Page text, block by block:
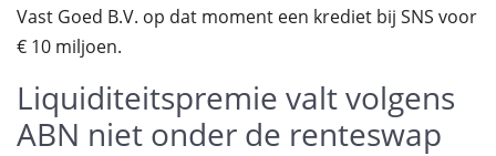
Vast Goed B.V. op dat moment een krediet bij SNS voor
€ 10 miljoen.
Liquiditeitspremie valt volgens
ABN niet onder de renteswap